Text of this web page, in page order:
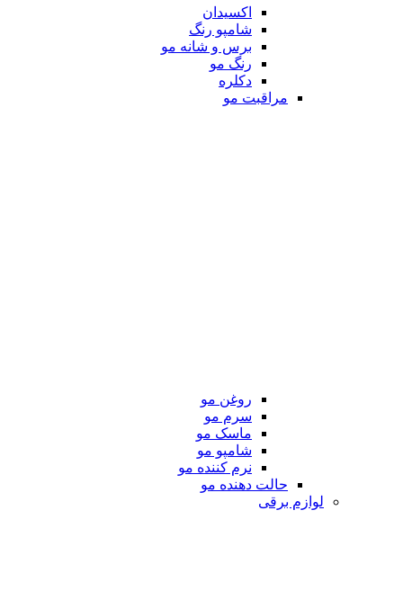
اکسیدان
شامپو رنگ
برس و شانه مو
رنگ مو
دکلره
مراقبت مو
روغن مو
سرم مو
ماسک مو
شامپو مو
نرم کننده مو
حالت دهنده مو
لوازم برقی